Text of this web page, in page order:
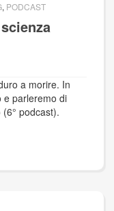
, PODCAST
a morire. In
e parleremo di
podcast).